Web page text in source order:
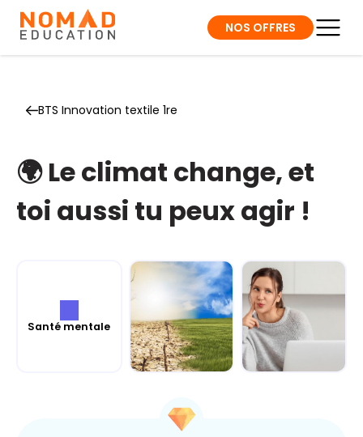
NOS OFFRES
BTS Innovation textile 1re
🌍 Le climat change, et
toi aussi tu peux agir !
Santé mentale
Climat